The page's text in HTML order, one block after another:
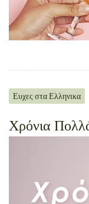
Ευχες στα Ελληνικα
Χρόνια